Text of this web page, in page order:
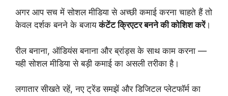
अगर आप सच में सोशल मीडिया से अच्छी कमाई करना चाहते हैं तो
केवल दर्शक बनने के बजायकंटेंट क्रिएटर बनने की कोशिश करें।
रील बनाना, ऑडियंस बनाना और ब्रांड्स के साथ काम करना —
यही सोशल मीडिया से बड़ी कमाई का असली तरीका है।
लगातार सीखते रहें, नए ट्रेंड समझें और डिजिटल प्लेटफॉर्म का